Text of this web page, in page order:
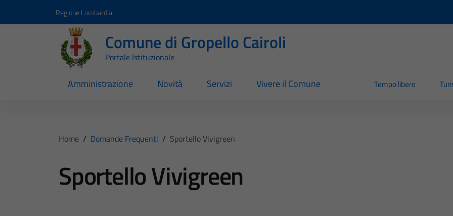
Regione Lombardia
Comune di Gropello Cairoli
Portale Istituzionale
Amministrazione Novità Servizi Vivere il Comune Tempo libero
Home / Domande Frequenti / Sportello Vivigreen
Sportello Vivigreen